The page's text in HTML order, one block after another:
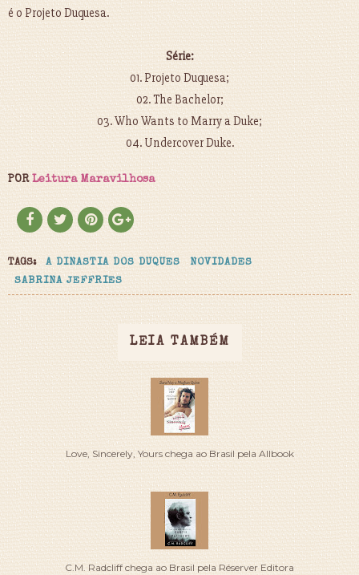
é o Projeto Duquesa.
Série:
01. Projeto Duquesa;
02. The Bachelor;
03. Who Wants to Marry a Duke;
04. Undercover Duke.
PORLeitura Maravilhosa
TAGS: A DINASTIA DOS DUQUES
NOVIDADES
SABRINA JEFFRIES
LEIA TAMBÉM
Love, Sincerely, Yours chega ao Brasil pela Allbook
C.M. Radcliff chega ao Brasil pela Réserver Editora